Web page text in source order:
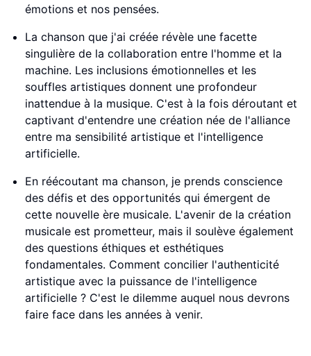
émotions et nos pensées.
La chanson que j'ai créée révèle une facette
singulière de la collaboration entre l'homme et la
machine. Les inclusions émotionnelles et les
souffles artistiques donnent une profondeur
inattendue à la musique. C'est à la fois déroutant et
captivant d'entendre une création née de l'alliance
entre ma sensibilité artistique et l'intelligence
artificielle.
En réécoutant ma chanson, je prends conscience
des défis et des opportunités qui émergent de
cette nouvelle ère musicale. L'avenir de la création
musicale est prometteur, mais il soulève également
des questions éthiques et esthétiques
fondamentales. Comment concilier l'authenticité
artistique avec la puissance de l'intelligence
artificielle ? C'est le dilemme auquel nous devrons
faire face dans les années à venir.